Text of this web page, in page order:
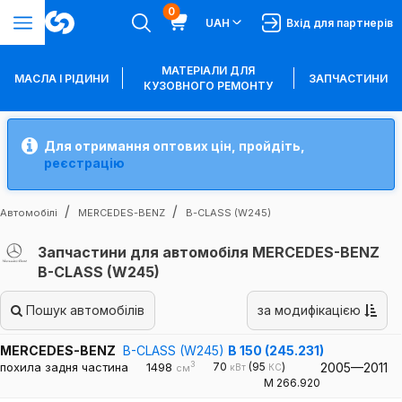
0
UAH
Вхід для партнерів
МАСЛА І РІДИНИ
МАТЕРІАЛИ ДЛЯ
КУЗОВНОГО РЕМОНТУ
ЗАПЧАСТИНИ
Для отримання оптових цін, пройдіть,
реєстрацію
Автомобілі MERCEDES-BENZ B-CLASS (W245)
Запчастини для автомобіля MERCEDES-BENZ
B-CLASS (W245)
Пошук автомобілів за модифікацією
MERCEDES-BENZ B-CLASS (W245) B 150 (245.231)
2005—2011
похила задня частина 1498 см3 70 кВт (95 КС)
M 266.920